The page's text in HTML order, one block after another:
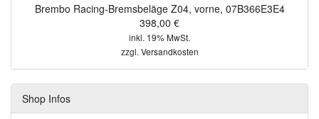
Brembo Racing-Bremsbeläge Z04, vorne, 07B366E3E4
398,00 €
inkl. 19% MwSt.
zzgl. Versandkosten
Shop Infos